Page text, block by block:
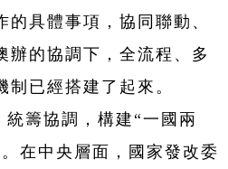
的具體事項，協同聯動、
辦的協調下，全流程、多
制已經搭建了起來。
統籌協調，構建“一國兩
在中央層面，國家發改委